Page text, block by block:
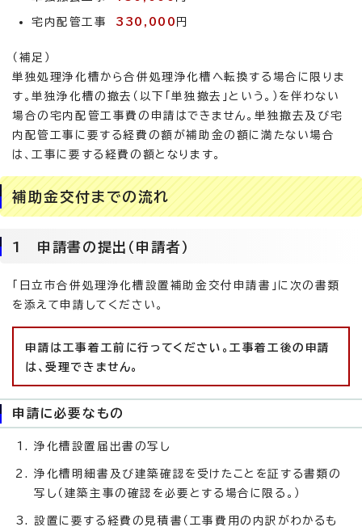
宅内配管工事 330,000 円
（補足）
単独処理浄化槽から合併処理浄化槽へ転換する場合に限りま
す。単独浄化槽の撤去（以下「単独撤去」という。）を伴わない
場合の宅内配管工事費の申請はできません。単独撤去及び宅
内配管工事に要する経費の額が補助金の額に満たない場合
は、工事に要する経費の額となります。
補助金交付までの流れ
1 申請書の提出（申請者）
「日立市合併処理浄化槽設置補助金交付申請書」に次の書類
を添えて申請してください。
申請は工事着工前に行ってください。工事着工後の申請
は、受理できません。
申請に必要なもの
浄化槽設置届出書の写し
浄化槽明細書及び建築確認を受けたことを証する書類の
写し（建築主事の確認を必要とする場合に限る。）
設置に要する経費の見積書（工事費用の内訳がわかるも